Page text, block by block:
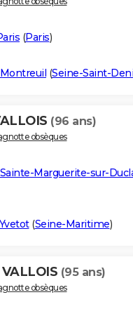
(Paris)
Montreuil (Seine-Saint-
(96 ans)
obsèques
Sainte-Marguerite-sur-
Yvetot(Seine-Maritime)
(95 ans)
obsèques